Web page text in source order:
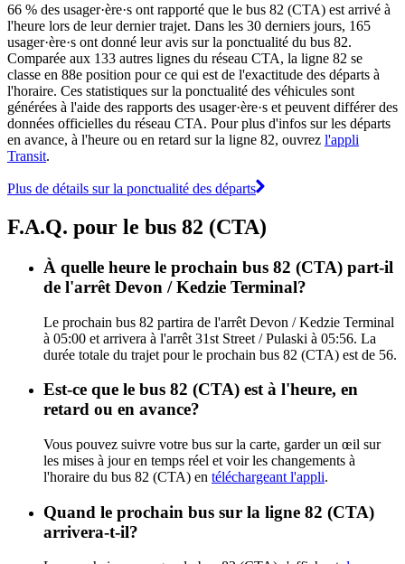
66 % des usager·ère·s ont rapporté que le bus 82 (CTA) est arrivé à
l'heure lors de leur dernier trajet. Dans les 30 derniers jours, 165
usager·ère·s ont donné leur avis sur la ponctualité du bus 82.
Comparée aux 133 autres lignes du réseau CTA, la ligne 82 se
classe en 88e position pour ce qui est de l'exactitude des départs à
l'horaire. Ces statistiques sur la ponctualité des véhicules sont
générées à l'aide des rapports des usager·ère·s et peuvent différer des
données officielles du réseau CTA. Pour plus d'infos sur les départs
en avance, à l'heure ou en retard sur la ligne 82, ouvrez l'appli
Transit.
Plus de détails sur la ponctualité des départs
F.A.Q. pour le bus 82 (CTA)
À quelle heure le prochain bus 82 (CTA) part-il
de l'arrêt Devon / Kedzie Terminal?
Le prochain bus 82 partira de l'arrêt Devon / Kedzie Terminal
à 05:00 et arrivera à l'arrêt 31st Street / Pulaski à 05:56. La
durée totale du trajet pour le prochain bus 82 (CTA) est de 56.
Est-ce que le bus 82 (CTA) est à l'heure, en
retard ou en avance?
Vous pouvez suivre votre bus sur la carte, garder un œil sur
les mises à jour en temps réel et voir les changements à
l'horaire du bus 82 (CTA) en téléchargeant l'appli.
Quand le prochain bus sur la ligne 82 (CTA)
arrivera-t-il?